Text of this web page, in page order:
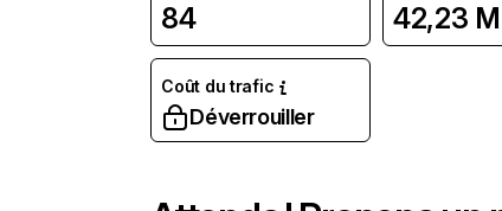
84 42,23 M
Coût du trafic
Déverrouiller